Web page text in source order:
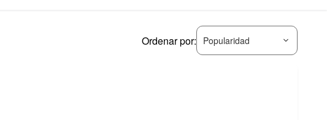
Ordenar por: Popularidad